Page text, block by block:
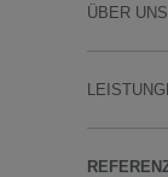
ÜBER UNS